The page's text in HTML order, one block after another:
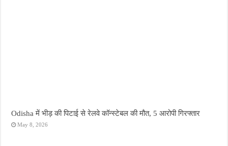
Odisha में भीड़ की पिटाई से रेलवे कॉन्स्टेबल की मौत, 5 आरोपी गिरफ्तार
May 8, 2026